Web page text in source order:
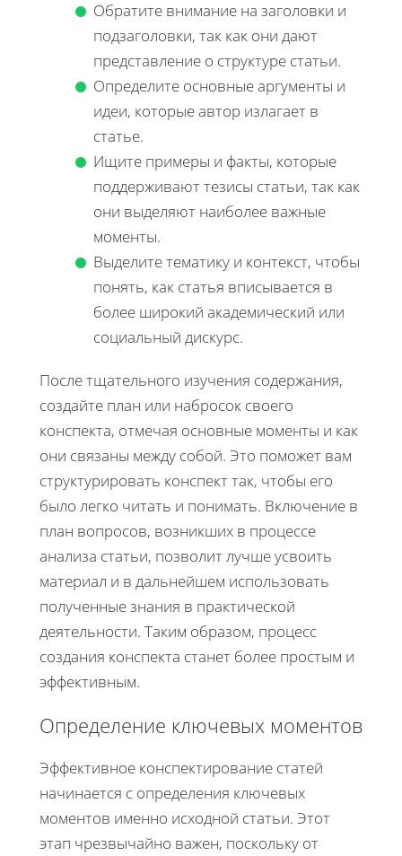
Обратите внимание на заголовки и
подзаголовки, так как они дают
представление о структуре статьи.
Определите основные аргументы и
идеи, которые автор излагает в
статье.
Ищите примеры и факты, которые
поддерживают тезисы статьи, так как
они выделяют наиболее важные
моменты.
Выделите тематику и контекст, чтобы
понять, как статья вписывается в
более широкий академический или
социальный дискурс.
После тщательного изучения содержания,
создайте план или набросок своего
конспекта, отмечая основные моменты и как
они связаны между собой. Это поможет вам
структурировать конспект так, чтобы его
было легко читать и понимать. Включение в
план вопросов, возникших в процессе
анализа статьи, позволит лучше усвоить
материал и в дальнейшем использовать
полученные знания в практической
деятельности. Таким образом, процесс
создания конспекта станет более простым и
эффективным.
Определение ключевых моментов
Эффективное конспектирование статей
начинается с определения ключевых
моментов именно исходной статьи. Этот
этап чрезвычайно важен, поскольку от